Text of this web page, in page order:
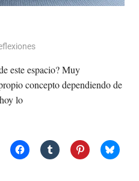
este espacio? Muy
concepto dependiendo de
lo